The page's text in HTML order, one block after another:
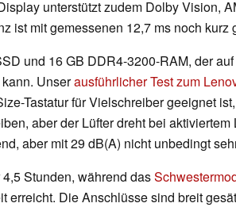
unterstützt zudem Dolby Vision,
ist mit gemessenen 12,7 ms noch kurz
und 16 GB DDR4-3200-RAM, der
Unserausführlicher Test zum
Tastatur für Vielschreiber geeignet
aber der Lüfter dreht bei
aber mit 29 dB(A) nicht unbedingt
Stunden, während das
erreicht. Die Anschlüsse sind breit